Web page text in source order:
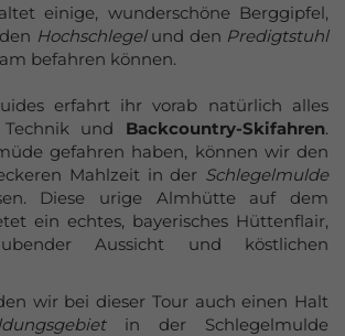
einige, wunderschöne Berggipfel,
Hochschlegelund den Predigtstuhl
befahren können.
erfahrt ihr vorab natürlich alles
und Backcountry-Skifahren.
gefahren haben, können wir den
Mahlzeit in der Schlegelmulde
Diese urige Almhütte auf dem
ein echtes, bayerisches Hüttenflair,
Aussicht und köstlichen
wir bei dieser Tour auch einen Halt
in der Schlegelmulde